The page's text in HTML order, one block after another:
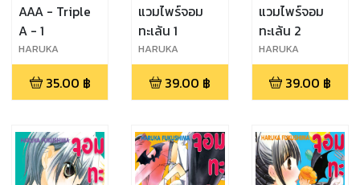
AAA - Triple
A - 1
HARUKA
FUKUSHIMA
35.00 ฿
แวมไพร์จอม
ทะเล้น 1
HARUKA
FUKUSHIMA
39.00 ฿
แวมไพร์จอม
ทะเล้น 2
HARUKA
FUKUSHIMA
39.00 ฿